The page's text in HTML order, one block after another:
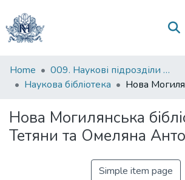
Communities
&
All of DSpace
Home
009. Наукові підрозділи НаУКМА
Наукова бібліотека
Нова Могилянська
Тетяни та Омеляна
Simple item page